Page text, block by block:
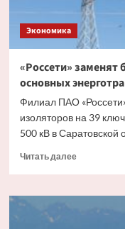
валюты
Экономика
«Россети» заменят
основных
Филиал ПАО
изоляторов на 39
500 кВ в Саратовской
Читать далееПрочитать
«Россети»